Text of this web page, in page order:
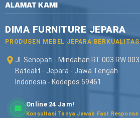
ALAMAT KAMI
DIMA FURNITURE JEPARA
PRODUSEN MEBEL JEPARA BERKUALITAS
Jl. Senopati - Mindahan RT 003 RW 003
Batealit - Jepara - Jawa Tengah
Indonesia - Kodepos 59461
Online 24 Jam!
Konsultasi Tanya Jawab Fast Response